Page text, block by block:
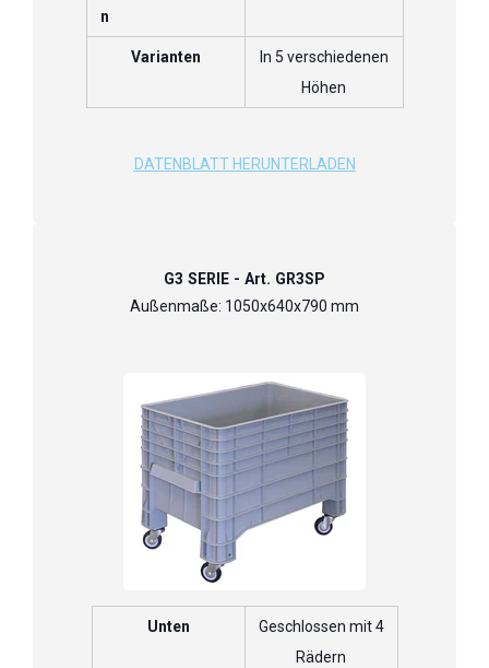
n
Varianten
In 5 verschiedenen
Höhen
DATENBLATT HERUNTERLADEN
G3 SERIE - Art. GR3SP
Außenmaße: 1050x640x790 mm
Unten
Geschlossen mit 4
Rädern